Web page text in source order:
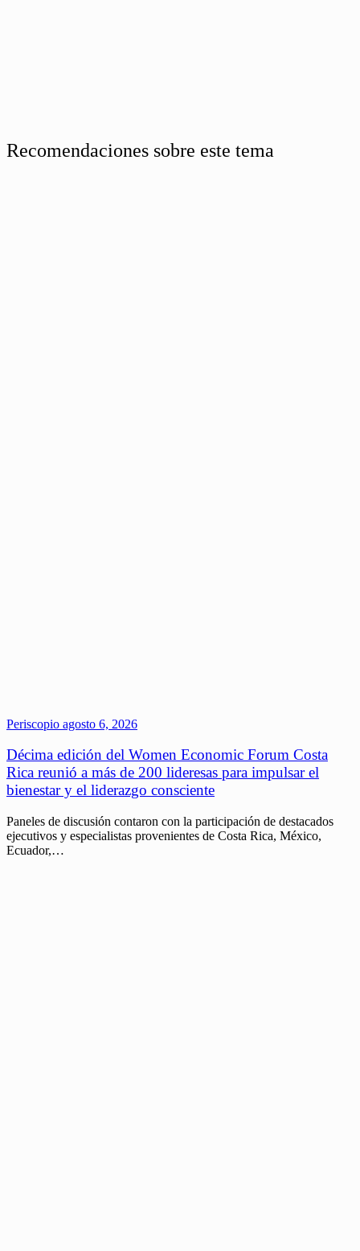
Recomendaciones sobre este tema
Periscopio agosto 6, 2026
Décima edición del Women Economic Forum Costa
Rica reunió a más de 200 lideresas para impulsar el
bienestar y el liderazgo consciente
Paneles de discusión contaron con la participación de destacados
ejecutivos y especialistas provenientes de Costa Rica, México,
Ecuador,…